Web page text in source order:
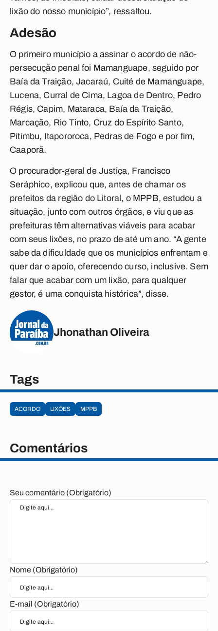
lixão do nosso município”, ressaltou.
Adesão
O primeiro município a assinar o acordo de não-
persecução penal foi Mamanguape, seguido por
Baía da Traição, Jacaraú, Cuité de Mamanguape,
Lucena, Curral de Cima, Lagoa de Dentro, Pedro
Régis, Capim, Mataraca, Baía da Traição,
Marcação, Rio Tinto, Cruz do Espírito Santo,
Pitimbu, Itapororoca, Pedras de Fogo e por fim,
Caaporã.
O procurador-geral de Justiça, Francisco
Seráphico, explicou que, antes de chamar os
prefeitos da região do Litoral, o MPPB, estudou a
situação, junto com outros órgãos, e viu que as
prefeituras têm alternativas viáveis para acabar
com seus lixões, no prazo de até um ano. “A gente
sabe da dificuldade que os municípios enfrentam e
quer dar o apoio, oferecendo curso, inclusive. Sem
falar que acabar com um lixão, para qualquer
gestor, é uma conquista histórica”, disse.
Jhonathan Oliveira
Tags
ACORDO LIXÕES MPPB
Comentários
Seu comentário (Obrigatório)
Nome (Obrigatório)
E-mail (Obrigatório)